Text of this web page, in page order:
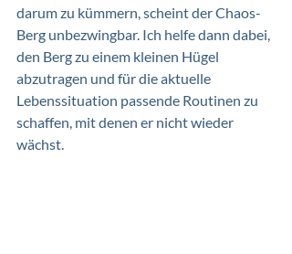
darum zu kümmern, scheint der Chaos-
Berg unbezwingbar. Ich helfe dann dabei,
den Berg zu einem kleinen Hügel
abzutragen und für die aktuelle
Lebenssituation passende Routinen zu
schaffen, mit denen er nicht wieder
wächst.